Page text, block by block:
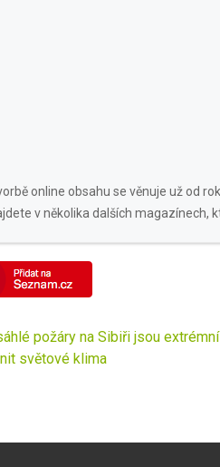
online obsahu se věnuje už od
v několika dalších magazínech,
požáry na Sibiři jsou
světové klima